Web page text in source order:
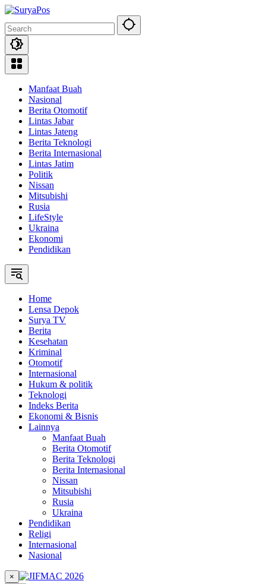
Skip
content
Manfaat Buah
Nasional
Berita Otomotif
Lintas Jabar
Lintas Jateng
Berita Teknologi
Berita Internasional
Lintas Jatim
Politik
Nissan
Mitsubishi
Rusia
LifeStyle
Ukraina
Ekonomi
Pendidikan
Home
Lensa Depok
Surya TV
Berita
Kesehatan
Kriminal
Otomotif
Internasional
Hukum & politik
Teknologi
Indeks Berita
Ekonomi & Bisnis
Lainnya
Manfaat Buah
Berita Otomotif
Berita Teknologi
Berita Internasional
Nissan
Mitsubishi
Rusia
Ukraina
Pendidikan
Religi
Internasional
Nasional
×